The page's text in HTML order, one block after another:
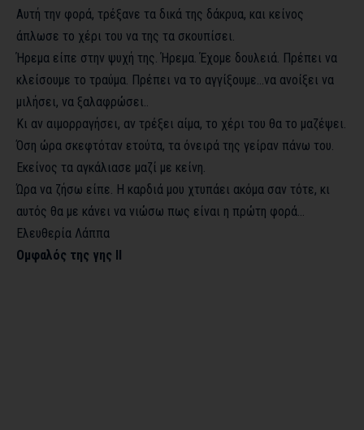
Αυτή την φορά, τρέξανε τα δικά της δάκρυα, και κείνος
άπλωσε το χέρι του να της τα σκουπίσει.
Ήρεμα είπε στην ψυχή της. Ήρεμα. Έχομε δουλειά. Πρέπει να
κλείσουμε το τραύμα. Πρέπει να το αγγίξουμε…να ανοίξει να
μιλήσει, να ξαλαφρώσει..
Κι αν αιμορραγήσει, αν τρέξει αίμα, το χέρι του θα το μαζέψει.
Όση ώρα σκεφτόταν ετούτα, τα όνειρά της γείραν πάνω του.
Εκείνος τα αγκάλιασε μαζί με κείνη.
Ώρα να ζήσω είπε. Η καρδιά μου χτυπάει ακόμα σαν τότε, κι
αυτός θα με κάνει να νιώσω πως είναι η πρώτη φορά…
Ελευθερία Λάππα
Ομφαλός της γης ΙΙ